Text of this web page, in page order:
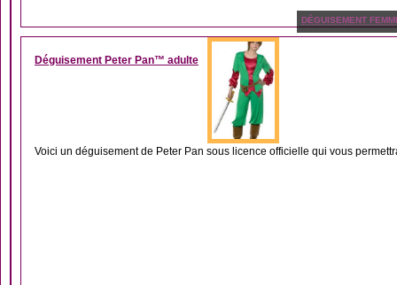
DÉGUISEMENT
Déguisement Peter Pan™ adulte
Voici un déguisement de Peter Pan sous licence officielle qui vous